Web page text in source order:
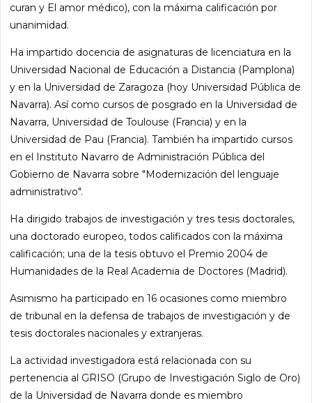
curan y El amor médico), con la máxima calificación por
unanimidad.
Ha impartido docencia de asignaturas de licenciatura en la
Universidad Nacional de Educación a Distancia (Pamplona)
y en la Universidad de Zaragoza (hoy Universidad Pública de
Navarra). Así como cursos de posgrado en la Universidad de
Navarra, Universidad de Toulouse (Francia) y en la
Universidad de Pau (Francia). También ha impartido cursos
en el Instituto Navarro de Administración Pública del
Gobierno de Navarra sobre "Modernización del lenguaje
administrativo".
Ha dirigido trabajos de investigación y tres tesis doctorales,
una doctorado europeo, todos calificados con la máxima
calificación; una de la tesis obtuvo el Premio 2004 de
Humanidades de la Real Academia de Doctores (Madrid).
Asimismo ha participado en 16 ocasiones como miembro
de tribunal en la defensa de trabajos de investigación y de
tesis doctorales nacionales y extranjeras.
La actividad investigadora está relacionada con su
pertenencia al GRISO (Grupo de Investigación Siglo de Oro)
de la Universidad de Navarra donde es miembro